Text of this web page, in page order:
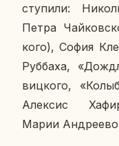
сту­пи­ли:
Петра
ко­го), София
Руб­ба­ха,
виц­ко­го,
Алек­сис
Марии